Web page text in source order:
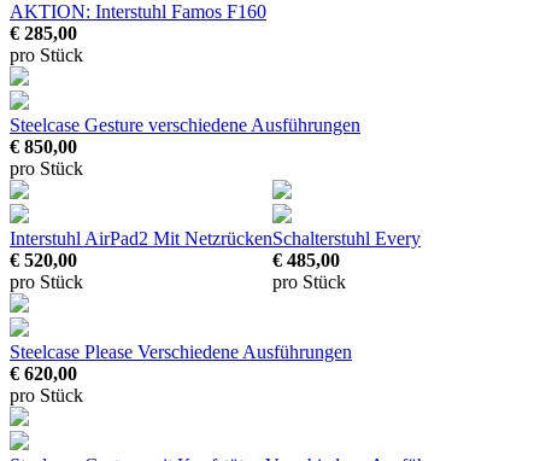
AKTION: Interstuhl Famos F160
€ 285,00
pro Stück
Steelcase Gesture verschiedene Ausführungen
€ 850,00
pro Stück
Interstuhl AirPad2 Mit Netzrücken
€ 520,00
pro Stück
Schalterstuhl Every
€ 485,00
pro Stück
Steelcase Please Verschiedene Ausführungen
€ 620,00
pro Stück